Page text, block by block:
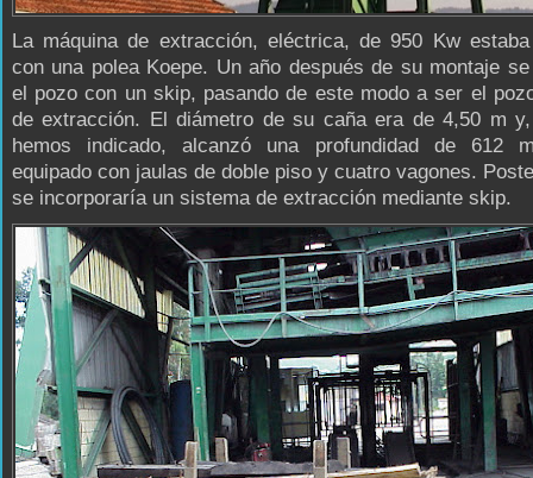
La máquina de extracción, eléctrica, de 950 Kw estaba
con una polea Koepe. Un año después de su montaje
el pozo con un skip, pasando de este modo a ser el
de extracción. El diámetro de su caña era de 4,50 m
hemos indicado, alcanzó una profundidad de 612
equipado con jaulas de doble piso y cuatro vagones.
se incorporaría un sistema de extracción mediante skip.